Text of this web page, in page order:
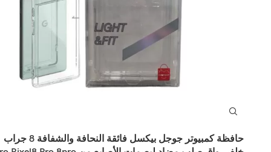
حافظة كمبيوتر جوجل بيكسل فائقة النحافة والشفافة 8 جراب